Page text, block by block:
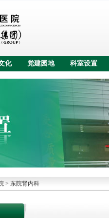
化 党建园地 科室设置
> 东院肾内科